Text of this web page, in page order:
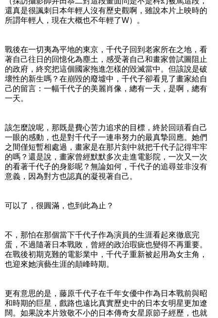
還真是很諷刺日本年輕人沒有歷史觀啊，雖說本片上映時的
所謂年輕人，現在大概也不年輕了W）。
戰後在一切夷為平地的東京，千代子回到老家所在之地，看
著自己往日的回憶化為塵土，感受著自己和畫家曾試圖阻止
的政府，終究把這個國家拖進怎樣的毀滅當中。但該說是破
壞性的新生嗎？在崩毀的廢墟中，千代子卻看見了畫家給自
己的留言：一幅千代子的美麗肖像，總有一天，是啊，總有
一天。
該怎麼說呢，那既是費心苦力追求的目標，終於回頭看自己
一眼的感動，也是對千代子一連串努力的最真摯回應。她們
之間僅短暫相處過，畫家是在那片刻中就把千代子記得牢牢
的嗎？還是說，畫家曾經默默多次走進電影院，一次又一次
的看著千代子的身影呢？無論如何，千代子的追尋並非沒有
意義，因為對方也認真的凝視著自己。
可以了，很圓滿，也到此為止？
不，那怕在那個當下千代子作為演員的生涯看起來徹底完
蛋，不過隨著日本戰敗，曾經的政治瑕疵也變得不再重要。
在戰後初期克難的電影業中，千代子重新被起用為女主角，
也迎來她演藝生涯的顛峰時期。
更有意思的是，藤原千代子在千年女優中作為日本戰前與昭
和時期的巨星，戲路也遠比真實歷史中的日本女明星更加遼
闊。如果說本片致敬不小的日本傳奇女星原節子經歷，也就